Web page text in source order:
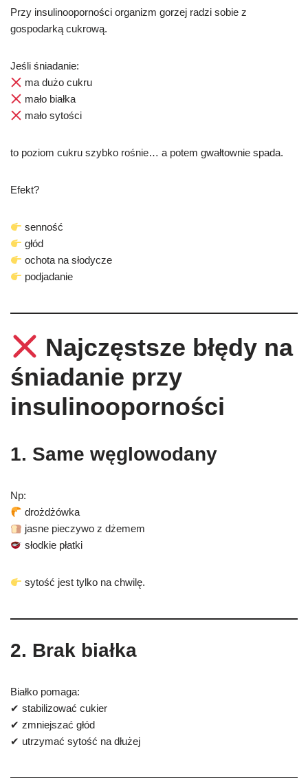
Przy insulinooporności organizm gorzej radzi sobie z
gospodarką cukrową.
Jeśli śniadanie:
ma dużo cukru
mało białka
mało sytości
to poziom cukru szybko rośnie… a potem gwałtownie spada.
Efekt?
senność
głód
ochota na słodycze
podjadanie
Najczęstsze błędy na
śniadanie przy
insulinooporności
1. Same węglowodany
Np:
drożdżówka
jasne pieczywo z dżemem
słodkie płatki
sytość jest tylko na chwilę.
2. Brak białka
Białko pomaga:
✔ stabilizować cukier
✔ zmniejszać głód
✔ utrzymać sytość na dłużej